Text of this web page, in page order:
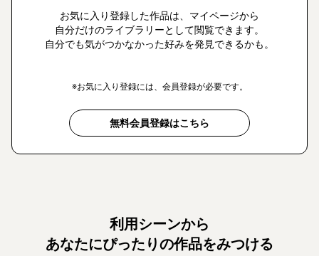
お気に入り登録した作品は、マイページから
自分だけのライブラリーとして閲覧できます。
自分でも気がつかなかった好みを発見できるかも。
※お気に入り登録には、会員登録が必要です。
無料会員登録はこちら
利用シーンから
あなたにぴったりの作品をみつける